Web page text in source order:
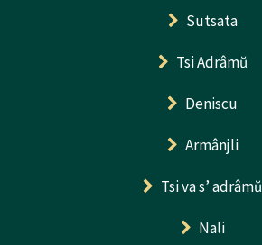
Sutsata
Tsi Adrâmŭ
Deniscu
Armânjli
Tsi va s’ adrâmŭ
Nali